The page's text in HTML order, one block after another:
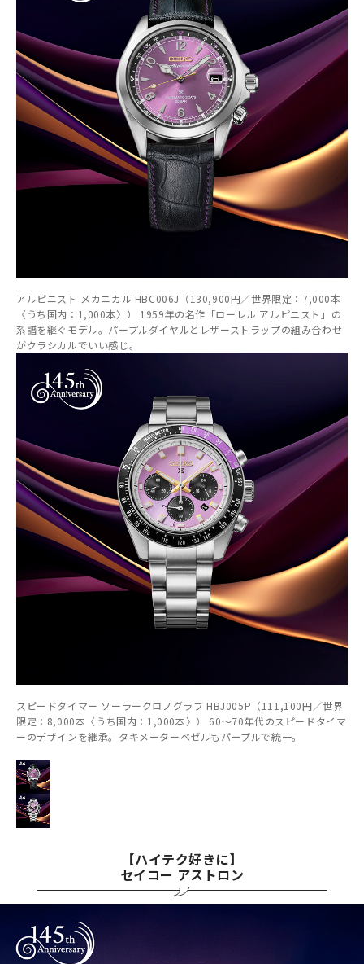
アルピニスト メカニカル HBC006J（130,900円／世界限定：7,000本
〈うち国内：1,000本〉） 1959年の名作「ローレル アルピニスト」の
系譜を継ぐモデル。パープルダイヤルとレザーストラップの組み合わせ
がクラシカルでいい感じ。
スピードタイマー ソーラークロノグラフ HBJ005P（111,100円／世界
限定：8,000本〈うち国内：1,000本〉） 60～70年代のスピードタイマ
ーのデザインを継承。タキメーターベゼルもパープルで統一。
【ハイテク好きに】
セイコー アストロン